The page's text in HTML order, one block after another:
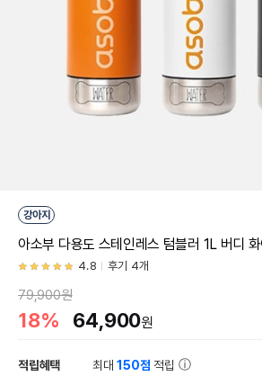
강아지
아소부 다용도 스테인레스 텀블러 1L 버디
4.8 후기 4개
79,900원
18% 64,900원
적립혜택 최대150점 적립